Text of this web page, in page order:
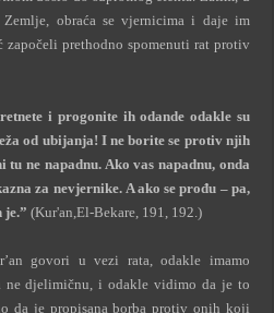
obraća se vjernicima i daje im
prethodno spomenuti rat protiv
i progonite ih odande odakle su
od ubijanja! I ne borite se protiv njih
tu ne napadnu. Ako vas napadnu, onda
za nevjernike. A ako se prođu – pa,
je.” (Kur'an,El-Bekare, 191, 192.)
govori u vezi rata, odakle imamo
ne djelimičnu, i odakle vidimo da je to
da je propisana borba protiv onih koji